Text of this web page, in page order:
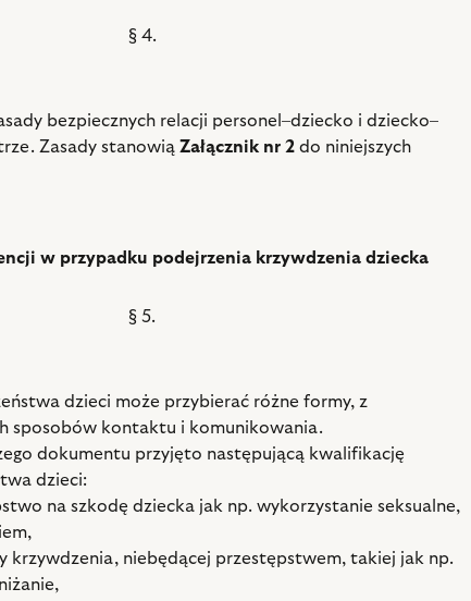
§ 4.
bezpiecznych relacji personel–dziecko i dziecko–
Zasady stanowią Załącznik nr 2do niniejszych
w przypadku podejrzenia krzywdzenia dziecka
§ 5.
dzieci może przybierać różne formy, z
sposobów kontaktu i komunikowania.
dokumentu przyjęto następującą kwalifikację
dzieci:
na szkodę dziecka jak np. wykorzystanie seksualne,
krzywdzenia, niebędącej przestępstwem, takiej jak np.